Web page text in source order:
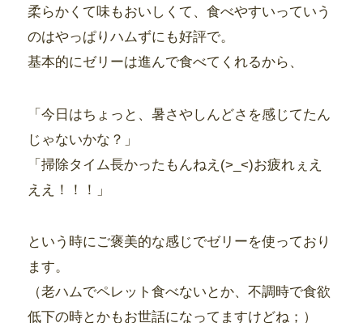
柔らかくて味もおいしくて、食べやすいっていう
のはやっぱりハムずにも好評で。
基本的にゼリーは進んで食べてくれるから、
「今日はちょっと、暑さやしんどさを感じてたん
じゃないかな？」
「掃除タイム長かったもんねえ(>_<)お疲れぇえ
ええ！！！」
という時にご褒美的な感じでゼリーを使っており
ます。
（老ハムでペレット食べないとか、不調時で食欲
低下の時とかもお世話になってますけどね；）